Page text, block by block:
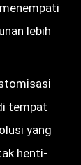
lebih
tempat
yang
henti-